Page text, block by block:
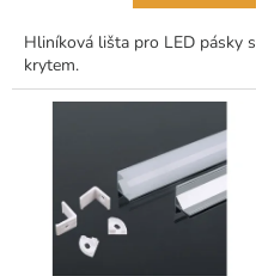
Hliníková lišta pro LED pásky s
krytem.